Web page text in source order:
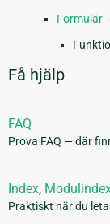
Formulär
Få hjälp
FAQ
Prova FAQ — där
Index,
Praktiskt när du